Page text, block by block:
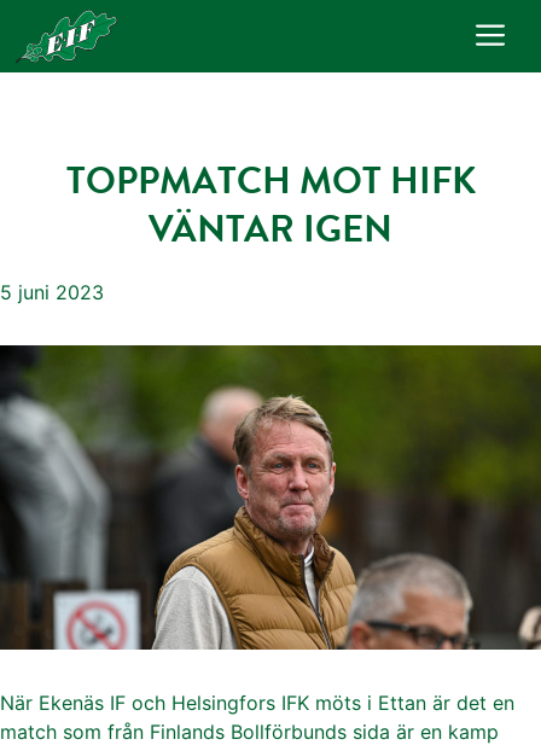
innehåll
TOPPMATCH MOT HIFK
VÄNTAR IGEN
5 juni 2023
När Ekenäs IF och Helsingfors IFK möts i Ettan är det en
match som från Finlands Bollförbunds sida är en kamp